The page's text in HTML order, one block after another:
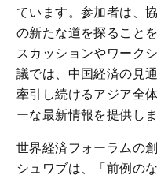
ています。参加者は、
の新たな道を探ること
スカッションやワーク
議では、中国経済の見
牽引し続けるアジア全
ーな最新情報を提供しま
世界経済フォーラムの
シュワブは、「前例の